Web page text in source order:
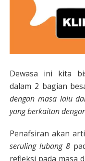
Dewasa ini kita
dalam 2 bagian
dengan masa lalu
yang berkaitan
Penafsiran akan
seruling lubang 8
refleksi pada masa